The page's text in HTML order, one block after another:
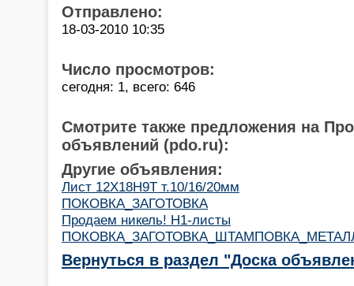
Отправлено:
18-03-2010 10:35
Число просмотров:
сегодня: 1, всего: 646
Смотрите также предложения на
объявлений (pdo.ru):
Другие объявления:
Лист 12Х18Н9Т т.10/16/20мм
ПОКОВКА_ЗАГОТОВКА
Продаем никель! Н1-листы
Вернуться в раздел "Доска